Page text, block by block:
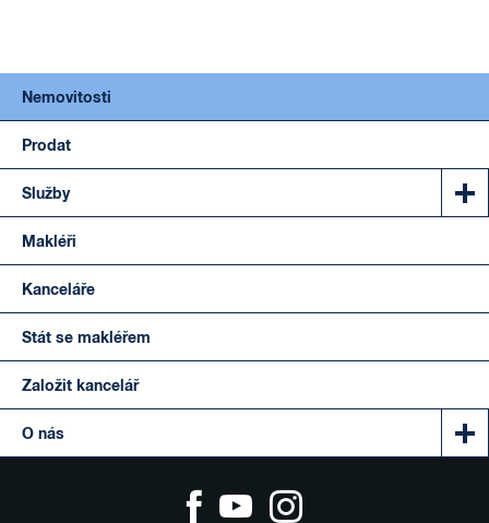
Nemovitosti
Prodat
Služby
Makléři
Kanceláře
Stát se makléřem
Založit kancelář
O nás